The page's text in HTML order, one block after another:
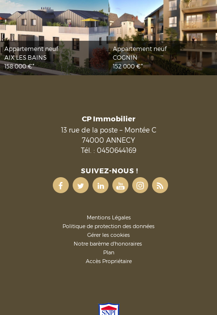
Appartement neuf
AIX LES BAINS
158 000 €*
Appartement neuf
COGNIN
152 000 €*
CP Immobilier
13 rue de la poste – Montée C
74000 ANNECY
Tél. : 0450644169
SUIVEZ-NOUS !
Mentions Légales
Politique de protection des données
Gérer les cookies
Notre barème d'honoraires
Plan
Accès Propriétaire